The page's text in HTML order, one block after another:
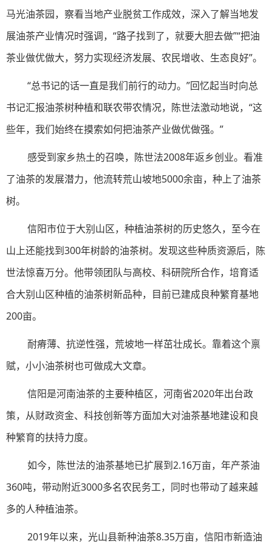
马光油茶园，察看当地产业脱贫工作成效，深入了解当地发
展油茶产业情况时强调，“路子找到了，就要大胆去做”“把油
茶业做优做大，努力实现经济发展、农民增收、生态良好”。
“总书记的话一直是我们前行的动力。”回忆起当时向总
书记汇报油茶树种植和联农带农情况，陈世法激动地说，“这
些年，我们始终在摸索如何把油茶产业做优做强。”
感受到家乡热土的召唤，陈世法2008年返乡创业。看准
了油茶的发展潜力，他流转荒山坡地5000余亩，种上了油茶
树。
信阳市位于大别山区，种植油茶树的历史悠久，至今在
山上还能找到300年树龄的油茶树。发现这些种质资源后，陈
世法惊喜万分。他带领团队与高校、科研院所合作，培育适
合大别山区种植的油茶树新品种，目前已建成良种繁育基地
200亩。
耐瘠薄、抗逆性强，荒坡地一样茁壮成长。靠着这个禀
赋，小小油茶树也可做成大文章。
信阳是河南油茶的主要种植区，河南省2020年出台政
策，从财政资金、科技创新等方面加大对油茶基地建设和良
种繁育的扶持力度。
如今，陈世法的油茶基地已扩展到2.16万亩，年产茶油
360吨，带动附近3000多名农民务工，同时也带动了越来越
多的人种植油茶。
2019年以来，光山县新种油茶8.35万亩，信阳市新造油